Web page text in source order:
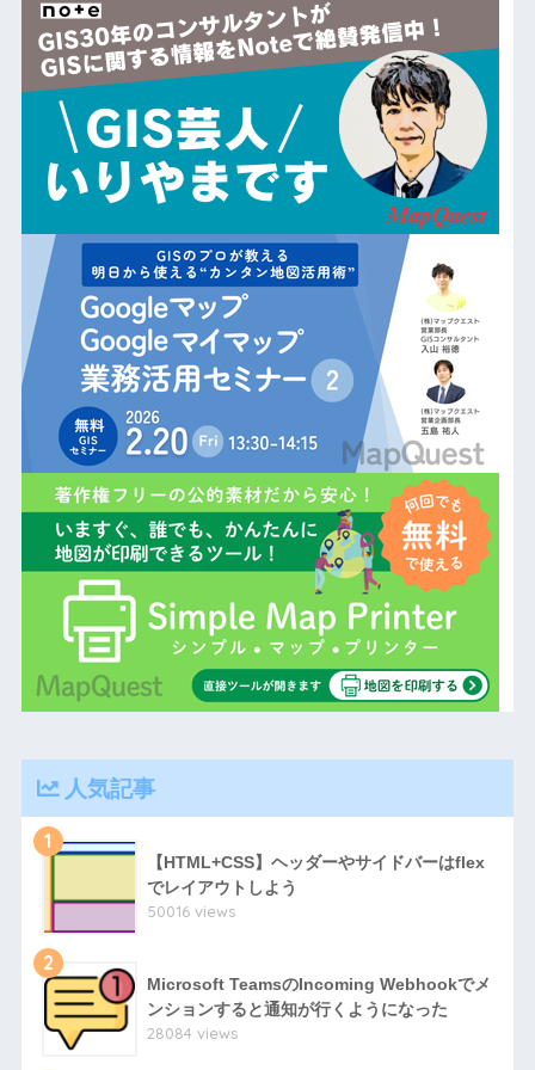
人気記事
1
【HTML+CSS】ヘッダーやサイドバーはflex
でレイアウトしよう
50016 views
2
Microsoft TeamsのIncoming Webhookでメ
ンションすると通知が行くようになった
28084 views